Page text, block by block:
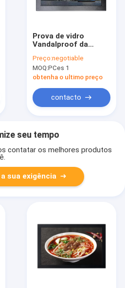
Prova de vidro
Vandalproof da
13.3inch do tela
táctil da serra
Preço:negotiable
MOQ:PCes 1
obtenha o ultimo preço
contacto
seu tempo
contatar os melhores produtos
a sua exigência